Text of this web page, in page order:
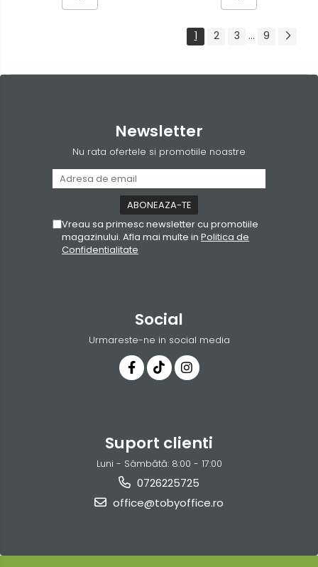
1 2 3 ... 9
Newsletter
Nu rata ofertele si promotiile noastre
Vreau sa primesc newsletter cu promotiile
magazinului. Afla mai multe in Politica de
Confidentialitate
Social
Urmareste-ne in social media
Suport clienti
Luni - Sâmbătă: 8:00 - 17:00
0726225725
office@tobyoffice.ro